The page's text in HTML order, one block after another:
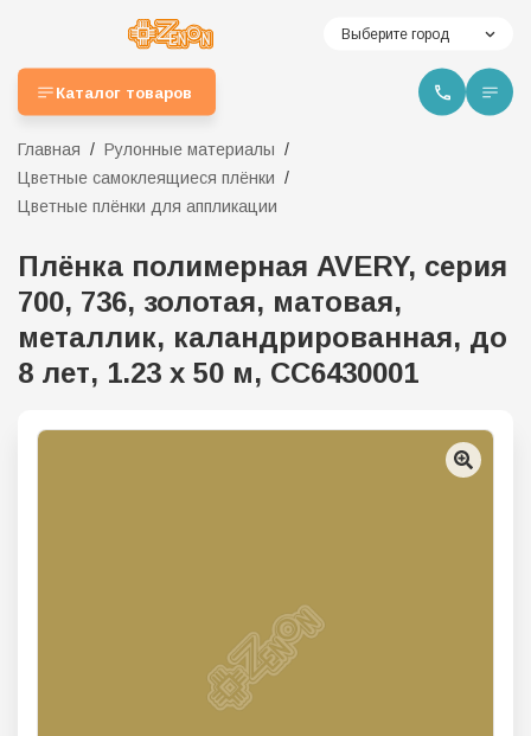
Выберите город
Каталог товаров
Главная
Рулонные материалы
Цветные самоклеящиеся плёнки
Цветные плёнки для аппликации
Плёнка полимерная AVERY, серия
700, 736, золотая, матовая,
металлик, каландрированная, до
8 лет, 1.23 х 50 м, CC6430001